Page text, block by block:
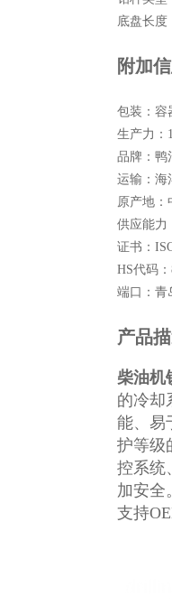
底盘长度
附加
包装： 容
生产力：
品牌： 鸭
运输： 海
原产地：
供应能力
证书：
HS代码：
端口： 青
产品
柴油机
的冷却
能、易
护等级
控系统
加安全
支持